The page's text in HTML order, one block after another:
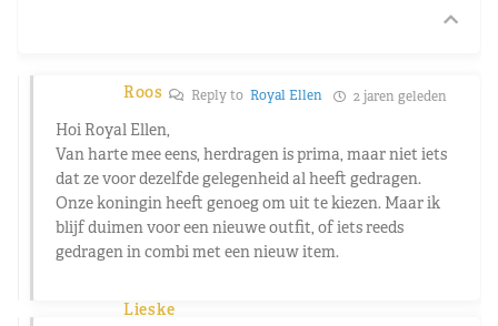
Roos Reply to Royal Ellen 2 jaren geleden
Hoi Royal Ellen,
Van harte mee eens, herdragen is prima, maar niet iets
dat ze voor dezelfde gelegenheid al heeft gedragen.
Onze koningin heeft genoeg om uit te kiezen. Maar ik
blijf duimen voor een nieuwe outfit, of iets reeds
gedragen in combi met een nieuw item.
Lieske